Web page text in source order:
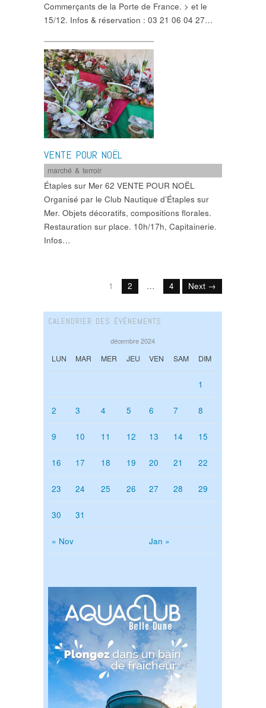
Commerçants de la Porte de France. > et le
15/12. Infos & réservation : 03 21 06 04 27…
VENTE POUR NOËL
marché & terroir
Étaples sur Mer 62 VENTE POUR NOËL
Organisé par le Club Nautique d’Étaples sur
Mer. Objets décoratifs, compositions florales.
Restauration sur place. 10h/17h, Capitainerie.
Infos…
1 2 … 4 Next →
CALENDRIER DES ÉVÉNEMENTS
décembre 2024
LUN MAR MER JEU VEN SAM DIM
« Nov Jan »
1
2 3 4 5 6 7 8
9 10 11 12 13 14 15
16 17 18 19 20 21 22
23 24 25 26 27 28 29
30 31